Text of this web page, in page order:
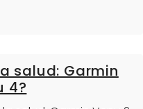
salud: Garmin
4?